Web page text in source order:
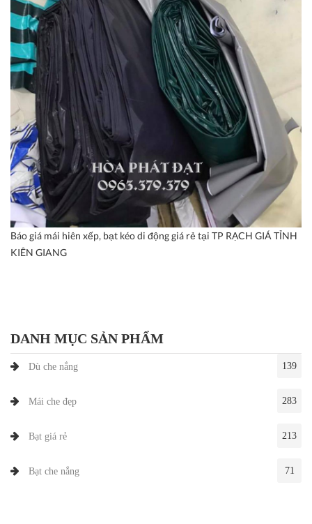
Báo giá mái hiên xếp, bạt kéo di động giá rẻ tại TP RẠCH GIÁ TỈNH
KIÊN GIANG
DANH MỤC SẢN PHẨM
Dù che nắng 139
Mái che đẹp 283
Bạt giá rẻ 213
Bạt che nắng 71